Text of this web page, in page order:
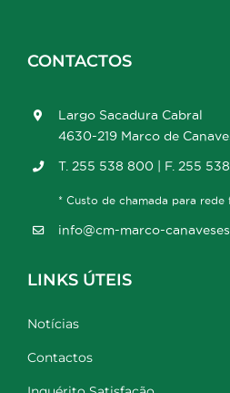
CONTACTOS
Largo Sacadura Cabral
4630-219 Marco de
T. 255 538 800 | F. 255
* Custo de chamada para rede
info@cm-marco-
LINKS ÚTEIS
Notícias
Contactos